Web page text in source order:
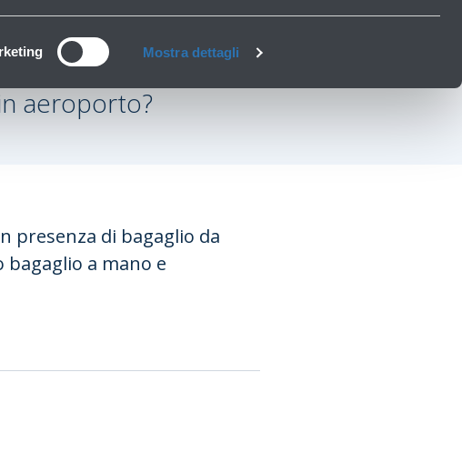
Mostra dettagli
aeroporto?
presenza di bagaglio da
bagaglio a mano e